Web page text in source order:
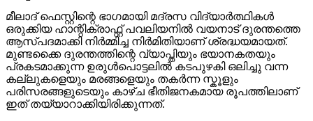
മീലാദ് ഫെസ്റ്റിന്റെ ഭാഗമായി മദ്രസ വിദ്യാർത്ഥികൾ
ഒരുക്കിയ ഹാന്റിക്രാഫ്റ്റ് പവലിയനിൽ വയനാട് ദുരന്തത്തെ
ആസ്പദമാക്കി നിർമ്മിച്ച നിർമിതിയാണ് ശ്രദ്ധയമായത്.
മുണ്ടക്കൈ ദുരന്തത്തിന്റെ വ്യാപ്തിയും ഭയാനകതയും
പ്രകടമാക്കുന്ന ഉരുൾപൊട്ടലിൽ കടപുഴകി ഒലിച്ചു വന്ന
കല്ലുകളെയും മരങ്ങളെയും തകർന്ന സ്കൂളും
പരിസരങ്ങളുടെയും കാഴ്ച ഭീതിജനകമായ രൂപത്തിലാണ്
ഇത് തയ്യാറാക്കിയിരിക്കുന്നത്.